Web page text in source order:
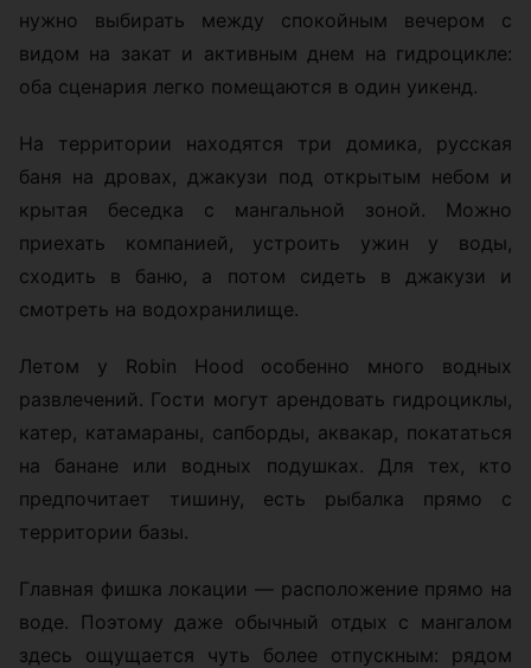
нужно выбирать между спокойным вечером с
видом на закат и активным днем на гидроцикле:
оба сценария легко помещаются в один уикенд.
На территории находятся три домика, русская
баня на дровах, джакузи под открытым небом и
крытая беседка с мангальной зоной. Можно
приехать компанией, устроить ужин у воды,
сходить в баню, а потом сидеть в джакузи и
смотреть на водохранилище.
Летом у Robin Hood особенно много водных
развлечений. Гости могут арендовать гидроциклы,
катер, катамараны, сапборды, аквакар, покататься
на банане или водных подушках. Для тех, кто
предпочитает тишину, есть рыбалка прямо с
территории базы.
Главная фишка локации — расположение прямо на
воде. Поэтому даже обычный отдых с мангалом
здесь ощущается чуть более отпускным: рядом